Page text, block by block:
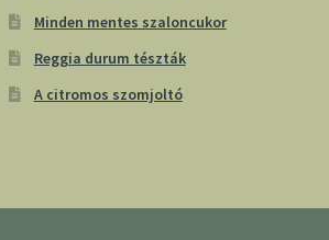
Minden mentes szaloncukor
Reggia durum tészták
A citromos szomjoltó